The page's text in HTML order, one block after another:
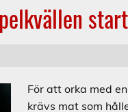
För att orka med
krävs mat som